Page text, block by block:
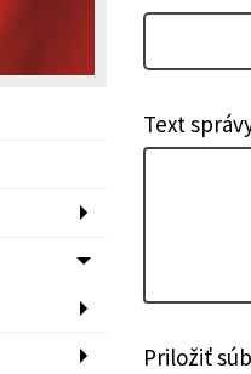
Text
Priložiť